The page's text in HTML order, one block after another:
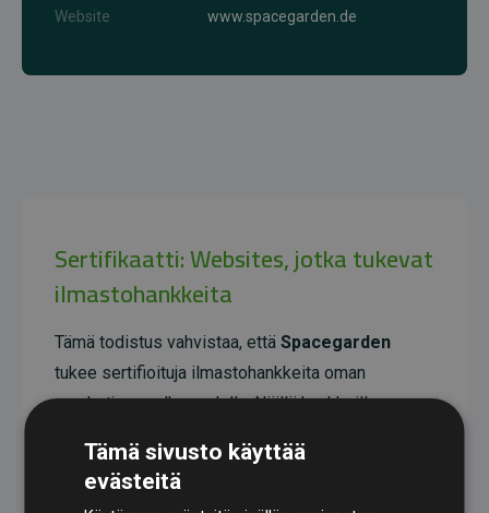
Website
www.spacegarden.de
Sertifikaatti: Websites, jotka tukevat
ilmastohankkeita
Tämä todistus vahvistaa, että Spacegarden
tukee sertifioituja ilmastohankkeita oman
arvoketjunsa ulkopuolella. Näillä hankkeilla on
joka keskimäärin vastaa kaksinkertaista määrää
verkkosivuston arvioituihin päästöihin verrattuna.
Tämä sivusto käyttää
evästeitä